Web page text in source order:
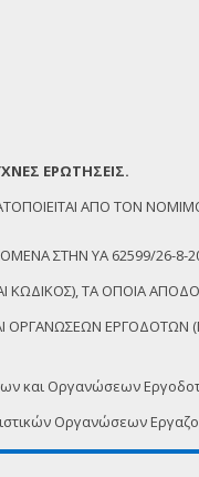
ΕΡΩΤΗΣΕΙΣ.
ΑΠΟ ΤΟΝ
ΣΤΗΝ ΥΑ 62599/26-8-
ΚΩΔΙΚΟΣ), ΤΑ ΟΠΟΙΑ
ΟΡΓΑΝΩΣΕΩΝ
και Οργανώσεων
Οργανώσεων